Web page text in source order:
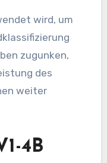
wird, um
zugunken,
des
weiter
4B